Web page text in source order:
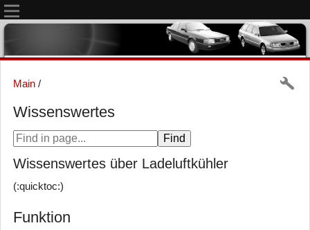
Main /
Wissenswertes
Wissenswertes über Ladeluftkühler
(:quicktoc:)
Funktion